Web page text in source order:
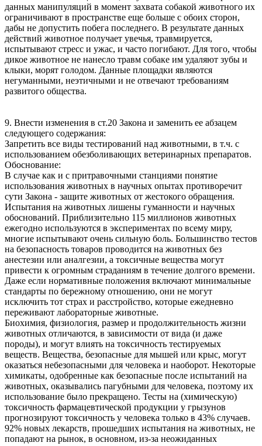
данных манипуляций в момент захвата собакой животного их
ограничивают в пространстве еще больше с обоих сторон,
дабы не допустить побега последнего. В результате данных
действий животное получает увечья, травмируется,
испытывают стресс и ужас, и часто погибают. Для того, чтобы
дикое животное не нанесло травм собаке им удаляют зубы и
клыки, морят голодом. Данные площадки являются
негуманными, неэтичными и не отвечают требованиям
развитого общества.
9. Внести изменения в ст.20 Закона и заменить ее абзацем
следующего содержания:
Запретить все виды тестирований над животными, в т.ч. с
использованием обезболивающих ветеринарных препаратов.
Обоснование:
В случае как и с притравочными станциями понятие
использования животных в научных опытах противоречит
сути Закона - защите животных от жестокого обращения.
Испытания на животных лишены гуманности и научных
обоснований. Приблизительно 115 миллионов животных
ежегодно используются в экспериментах по всему миру,
многие испытывают очень сильную боль. Большинство тестов
на безопасность товаров проводится на животных без
анестезии или аналгезии, а токсичные вещества могут
привести к огромным страданиям в течение долгого времени.
Даже если нормативные положения включают минимальные
стандарты по бережному отношению, они не могут
исключить тот страх и расстройство, которые ежедневно
переживают лабораторные животные.
Биохимия, физиология, размер и продолжительность жизни
животных отличаются, в зависимости от вида (и даже
породы), и могут влиять на токсичность тестируемых
веществ. Вещества, безопасные для мышей или крыс, могут
оказаться небезопасными для человека и наоборот. Некоторые
химикаты, одобренные как безопасные после испытаний на
животных, оказывались пагубными для человека, поэтому их
использование было прекращено. Тесты на (химическую)
токсичность фармацевтической продукции у грызунов
прогнозируют токсичность у человека только в 43% случаев.
92% новых лекарств, прошедших испытания на животных, не
попадают на рынок, в основном, из-за неожиданных